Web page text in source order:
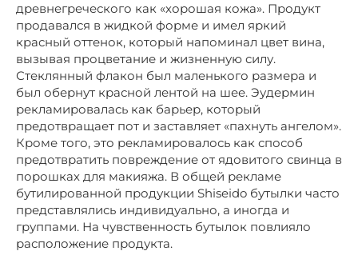
древнегреческого как «хорошая кожа». Продукт
продавался в жидкой форме и имел яркий
красный оттенок, который напоминал цвет вина,
вызывая процветание и жизненную силу.
Стеклянный флакон был маленького размера и
был обернут красной лентой на шее. Эудермин
рекламировалась как барьер, который
предотвращает пот и заставляет «пахнуть ангелом».
Кроме того, это рекламировалось как способ
предотвратить повреждение от ядовитого свинца в
порошках для макияжа. В общей рекламе
бутилированной продукции Shiseido бутылки часто
представлялись индивидуально, а иногда и
группами. На чувственность бутылок повлияло
расположение продукта.